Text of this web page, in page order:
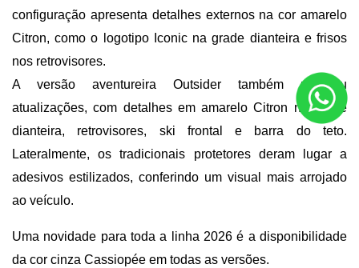
configuração apresenta detalhes externos na cor amarelo
Citron, como o logotipo Iconic na grade dianteira e frisos
nos retrovisores.
A versão aventureira Outsider também recebeu
atualizações, com detalhes em amarelo Citron na grade
dianteira, retrovisores, ski frontal e barra do teto.
Lateralmente, os tradicionais protetores deram lugar a
adesivos estilizados, conferindo um visual mais arrojado
ao veículo.
Uma novidade para toda a linha 2026 é a disponibilidade
da cor cinza Cassiopée em todas as versões.